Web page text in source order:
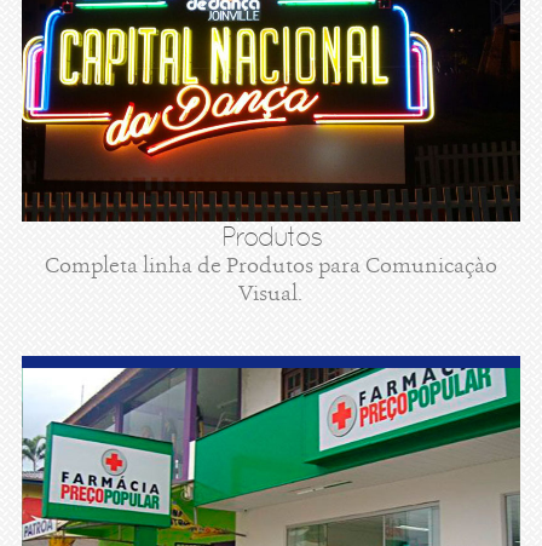
Produtos
Completa linha de Produtos para Comunicaçào
Visual.